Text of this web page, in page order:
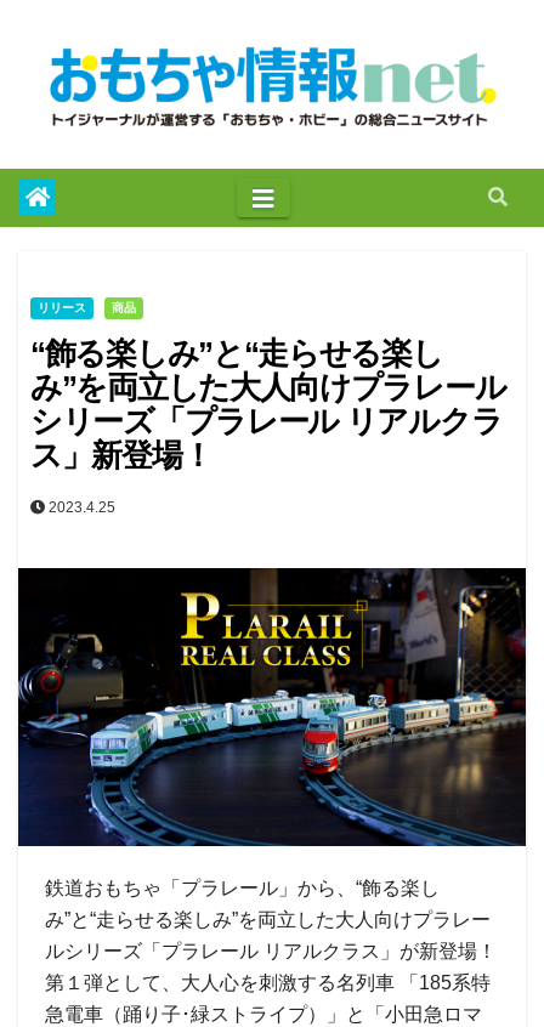
リリース 商品
“飾る楽しみ”と“走らせる楽し
み”を両立した大人向けプラレール
シリーズ「プラレール リアルクラ
ス」新登場！
2023.4.25
鉄道おもちゃ「プラレール」から、“飾る楽し
み”と“走らせる楽しみ”を両立した大人向けプラレー
ルシリーズ「プラレール リアルクラス」が新登場！
第１弾として、大人心を刺激する名列車 「185系特
急電車（踊り子･緑ストライプ）」と「小田急ロマ